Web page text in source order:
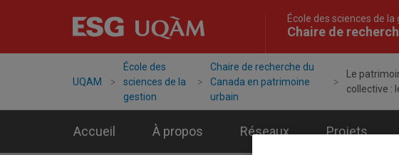
École des sciences de la
Chaire de
UQAM
École des
sciences de la
gestion
Chaire de recherche du
Canada en patrimoine
urbain
Le
collective :
Accueil À propos Réseaux Projets